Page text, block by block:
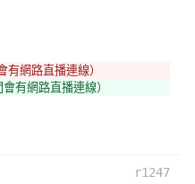
網路直播連線）
有網路直播連線）
r1247